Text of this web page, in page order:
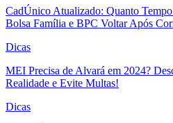
CadÚnico Atualizado: Quanto
Bolsa Família e BPC Voltar Após
Dicas
MEI Precisa de Alvará em 2024?
Realidade e Evite Multas!
Dicas